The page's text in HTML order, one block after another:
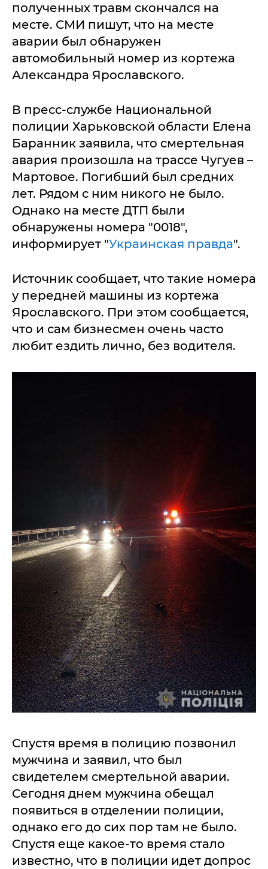
полученных травм скончался на
месте. СМИ пишут, что на месте
аварии был обнаружен
автомобильный номер из кортежа
Александра Ярославского.
В пресс-службе Национальной
полиции Харьковской области Елена
Баранник заявила, что смертельная
авария произошла на трассе Чугуев –
Мартовое. Погибший был средних
лет. Рядом с ним никого не было.
Однако на месте ДТП были
обнаружены номера "0018",
информирует "Украинская правда".
Источник сообщает, что такие номера
у передней машины из кортежа
Ярославского. При этом сообщается,
что и сам бизнесмен очень часто
любит ездить лично, без водителя.
Спустя время в полицию позвонил
мужчина и заявил, что был
свидетелем смертельной аварии.
Сегодня днем мужчина обещал
появиться в отделении полиции,
однако его до сих пор там не было.
Спустя еще какое-то время стало
известно, что в полиции идет допрос